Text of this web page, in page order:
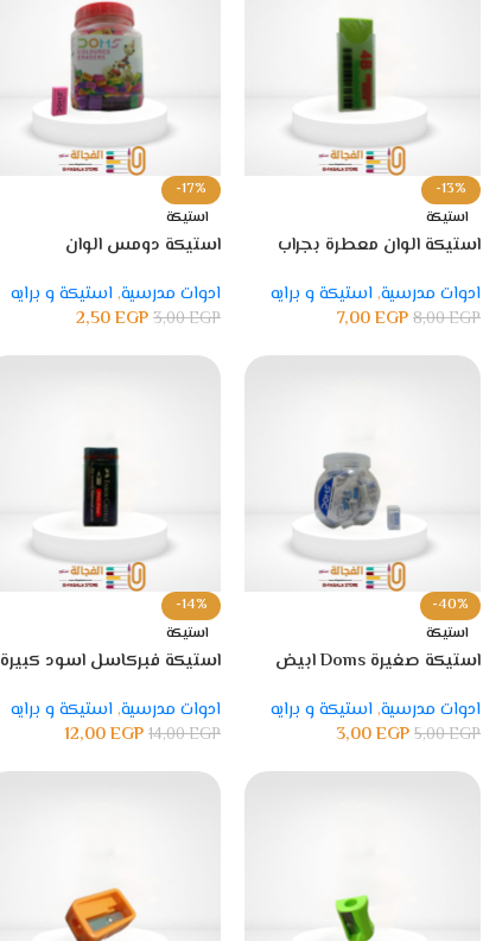
-13%
استيكة
استيكة الوان معطرة بجراب
ادوات مدرسية, استيكة و برايه
8,00EGP
7,00EGP
-17%
استيكة
استيكة دومس الوان
ادوات مدرسية, استيكة و برايه
3,00EGP
2,50EGP
-40%
استيكة
استيكة صغيرة Doms ابيض
ادوات مدرسية, استيكة و برايه
5,00EGP
3,00EGP
-14%
استيكة
استيكة فبركاسل اسود كبيرة
ادوات مدرسية, استيكة و برايه
14,00EGP
12,00EGP